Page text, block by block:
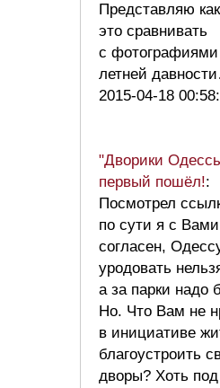
Представляю
это сравнивать
с
летней
2015-04-18
"Дворики
первый пошёл!:
Посмотрел
по сути я с Вами
согласен,
уродовать
а за парки надо
Но. Что Вам не
в инициативе
благоустроить
дворы? Хоть